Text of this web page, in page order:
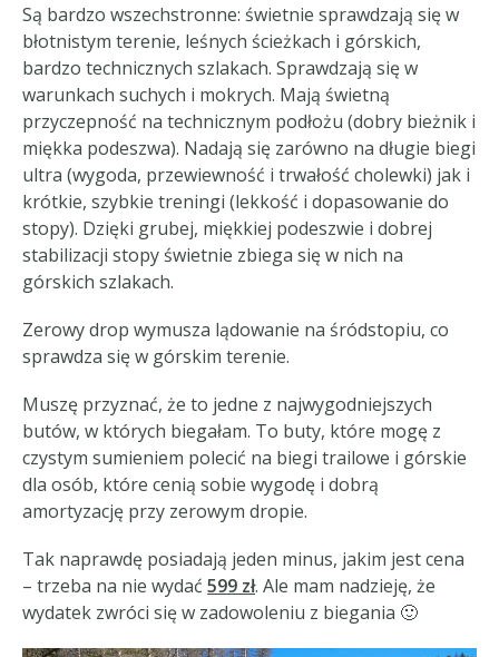
Są bardzo wszechstronne: świetnie sprawdzają się w
błotnistym terenie, leśnych ścieżkach i górskich,
bardzo technicznych szlakach. Sprawdzają się w
warunkach suchych i mokrych. Mają świetną
przyczepność na technicznym podłożu (dobry bieżnik i
miękka podeszwa). Nadają się zarówno na długie biegi
ultra (wygoda, przewiewność i trwałość cholewki) jak i
krótkie, szybkie treningi (lekkość i dopasowanie do
stopy). Dzięki grubej, miękkiej podeszwie i dobrej
stabilizacji stopy świetnie zbiega się w nich na
górskich szlakach.
Zerowy drop wymusza lądowanie na śródstopiu, co
sprawdza się w górskim terenie.
Muszę przyznać, że to jedne z najwygodniejszych
butów, w których biegałam. To buty, które mogę z
czystym sumieniem polecić na biegi trailowe i górskie
dla osób, które cenią sobie wygodę i dobrą
amortyzację przy zerowym dropie.
Tak naprawdę posiadają jeden minus, jakim jest cena
– trzeba na nie wydać 599 zł. Ale mam nadzieję, że
wydatek zwróci się w zadowoleniu z biegania 🙂